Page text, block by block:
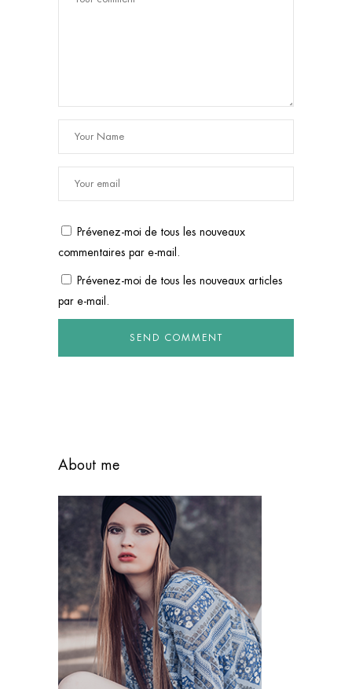
Prévenez-moi de tous les nouveaux
commentaires par e-mail.
Prévenez-moi de tous les nouveaux articles
par e-mail.
About me